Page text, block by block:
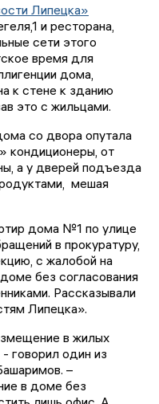
Липецка»
и ресторана,
сети этого
время для
дома,
к стене к зданию
это с жильцами.
со двора опутала
кондиционеры, от
а у дверей подъезда
мешая
дома №1 по улице
в прокуратуру,
с жалобой на
без согласования
Рассказывали
Липецка».
в жилых
говорил один из
–
в доме без